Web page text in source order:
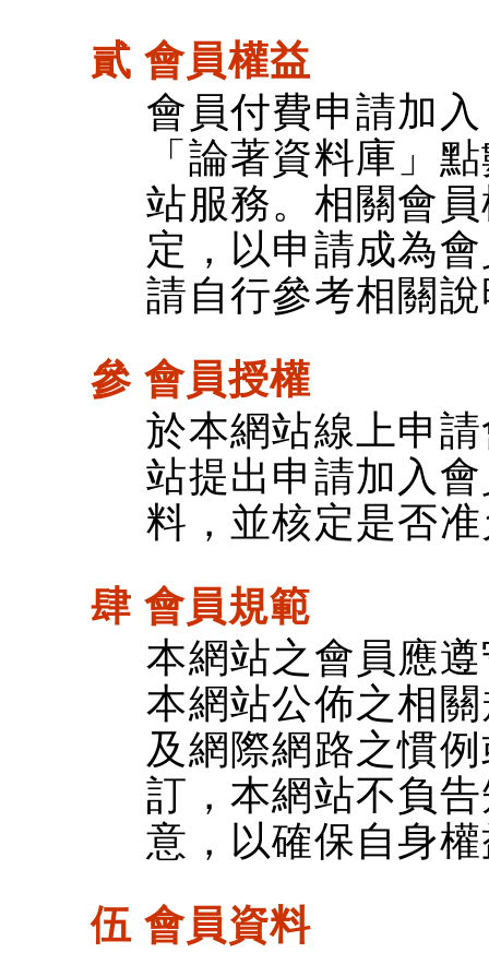
貳 會員權益
會員付費申請加
「論著資料庫」
站服務。相關會
定，以申請成為
請自行參考相關
參 會員授權
於本網站線上申
站提出申請加入
料，並核定是否
肆 會員規範
本網站之會員應
本網站公佈之相
及網際網路之慣
訂，本網站不負
意，以確保自身
伍 會員資料